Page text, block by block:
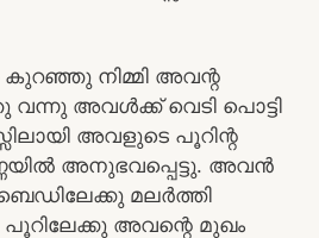
കുറഞ്ഞു നിമ്മി അവന്റ
അവൾക്ക് വെടി പൊട്ടി
അവളുടെ പൂറിന്റ
അനുഭവപ്പെട്ടു. അവൻ
മലർത്തി
അവന്റെ മുഖം